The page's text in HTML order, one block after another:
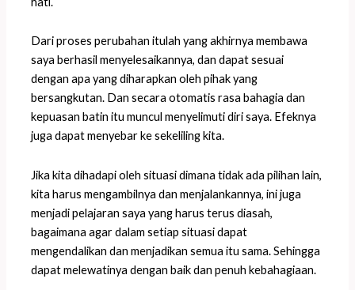
Dari proses perubahan itulah yang akhirnya membawa
saya berhasil menyelesaikannya, dan dapat sesuai
dengan apa yang diharapkan oleh pihak yang
bersangkutan. Dan secara otomatis rasa bahagia dan
kepuasan batin itu muncul menyelimuti diri saya. Efeknya
juga dapat menyebar ke sekeliling kita.
Jika kita dihadapi oleh situasi dimana tidak ada pilihan lain,
kita harus mengambilnya dan menjalankannya, ini juga
menjadi pelajaran saya yang harus terus diasah,
bagaimana agar dalam setiap situasi dapat
mengendalikan dan menjadikan semua itu sama. Sehingga
dapat melewatinya dengan baik dan penuh kebahagiaan.